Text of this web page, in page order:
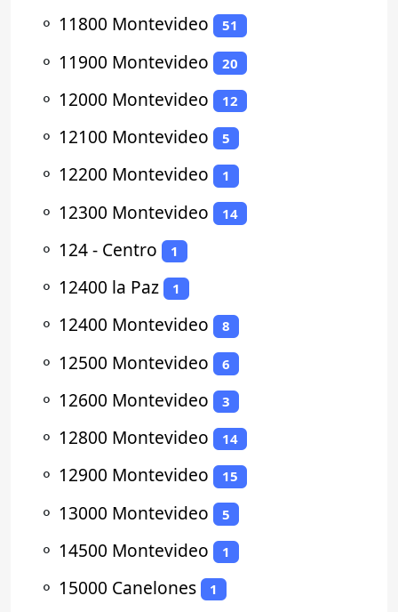
⚬ 11800 Montevideo 51
⚬ 11900 Montevideo 20
⚬ 12000 Montevideo 12
⚬ 12100 Montevideo 5
⚬ 12200 Montevideo 1
⚬ 12300 Montevideo 14
⚬ 124 - Centro 1
⚬ 12400 la Paz 1
⚬ 12400 Montevideo 8
⚬ 12500 Montevideo 6
⚬ 12600 Montevideo 3
⚬ 12800 Montevideo 14
⚬ 12900 Montevideo 15
⚬ 13000 Montevideo 5
⚬ 14500 Montevideo 1
⚬ 15000 Canelones 1